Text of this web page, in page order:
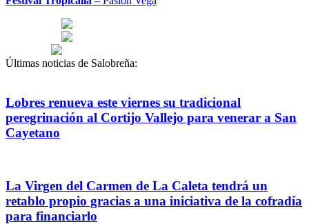
Últimas noticias de Salobreña:
Lobres renueva este viernes su tradicional
peregrinación al Cortijo Vallejo para venerar a San
Cayetano
La Virgen del Carmen de La Caleta tendrá un
retablo propio gracias a una iniciativa de la cofradía
para financiarlo